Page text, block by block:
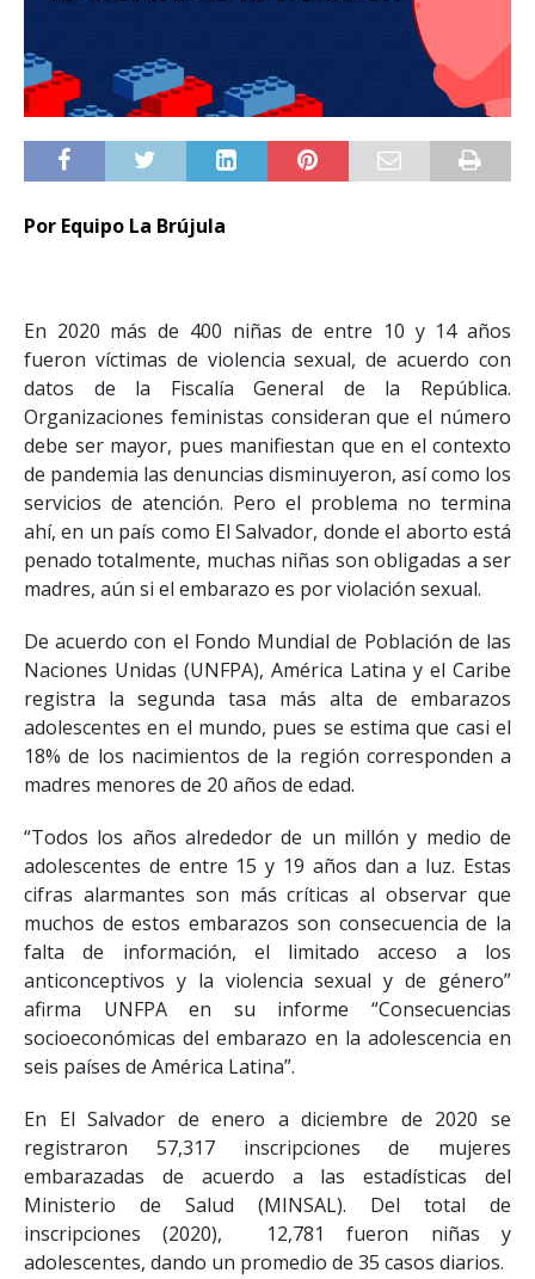
Por Equipo La Brújula
En 2020 más de 400 niñas de entre 10 y 14 años
fueron víctimas de violencia sexual, de acuerdo con
datos de la Fiscalía General de la República.
Organizaciones feministas consideran que el número
debe ser mayor, pues manifiestan que en el contexto
de pandemia las denuncias disminuyeron, así como los
servicios de atención. Pero el problema no termina
ahí, en un país como El Salvador, donde el aborto está
penado totalmente, muchas niñas son obligadas a ser
madres, aún si el embarazo es por violación sexual.
De acuerdo con el Fondo Mundial de Población de las
Naciones Unidas (UNFPA), América Latina y el Caribe
registra la segunda tasa más alta de embarazos
adolescentes en el mundo, pues se estima que casi el
18% de los nacimientos de la región corresponden a
madres menores de 20 años de edad.
“Todos los años alrededor de un millón y medio de
adolescentes de entre 15 y 19 años dan a luz. Estas
cifras alarmantes son más críticas al observar que
muchos de estos embarazos son consecuencia de la
falta de información, el limitado acceso a los
anticonceptivos y la violencia sexual y de género”
afirma UNFPA en su informe “Consecuencias
socioeconómicas del embarazo en la adolescencia en
seis países de América Latina”.
En El Salvador de enero a diciembre de 2020 se
registraron 57,317 inscripciones de mujeres
embarazadas de acuerdo a las estadísticas del
Ministerio de Salud (MINSAL). Del total de
inscripciones (2020), 12,781 fueron niñas y
adolescentes, dando un promedio de 35 casos diarios.